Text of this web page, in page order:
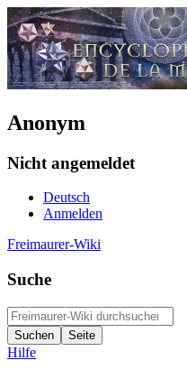
Anonym
Nicht angemeldet
Deutsch
Anmelden
Freimaurer-Wiki
Suche
Hilfe